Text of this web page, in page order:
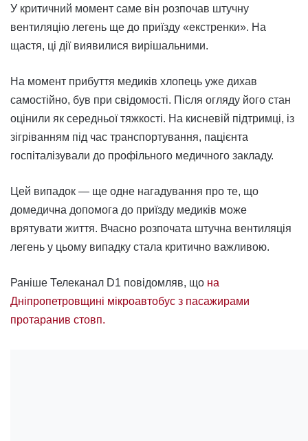
У критичний момент саме він розпочав штучну
вентиляцію легень ще до приїзду «екстренки». На
щастя, ці дії виявилися вирішальними.
На момент прибуття медиків хлопець уже дихав
самостійно, був при свідомості. Після огляду його стан
оцінили як середньої тяжкості. На кисневій підтримці, із
зігріванням під час транспортування, пацієнта
госпіталізували до профільного медичного закладу.
Цей випадок — ще одне нагадування про те, що
домедична допомога до приїзду медиків може
врятувати життя. Вчасно розпочата штучна вентиляція
легень у цьому випадку стала критично важливою.
Раніше Телеканал D1 повідомляв, що на
Дніпропетровщині мікроавтобус з пасажирами
протаранив стовп.